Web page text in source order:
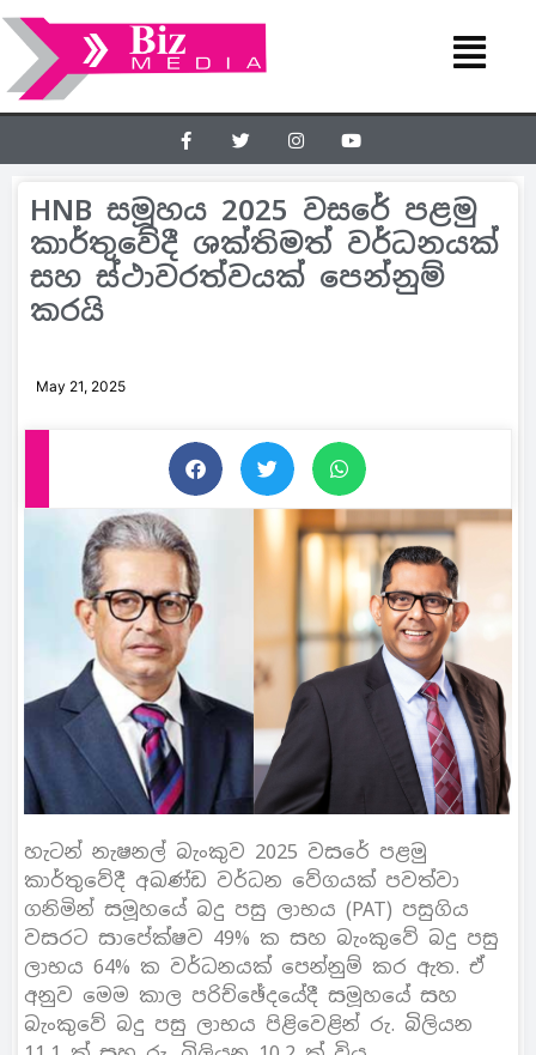
HNB සමූහය 2025 වසරේ පළමු
කාර්තුවේදී ශක්තිමත් වර්ධනයක්
සහ ස්ථාවරත්වයක් පෙන්නුම්
කරයි
May 21, 2025
හැටන් නැෂනල් බැංකුව 2025 වසරේ පළමු
කාර්තුවේදී අඛණ්ඩ වර්ධන වේගයක් පවත්වා
ගනිමින් සමූහයේ බදු පසු ලාභය (PAT) පසුගිය
වසරට සාපේක්ෂව 49% ක සහ බැංකුවේ බදු පසු
ලාභය 64% ක වර්ධනයක් පෙන්නුම් කර ඇත. ඒ
අනුව මෙම කාල පරිච්ඡේදයේදී සමූහයේ සහ
බැංකුවේ බදු පසු ලාභය පිළිවෙළින් රු. බිලියන